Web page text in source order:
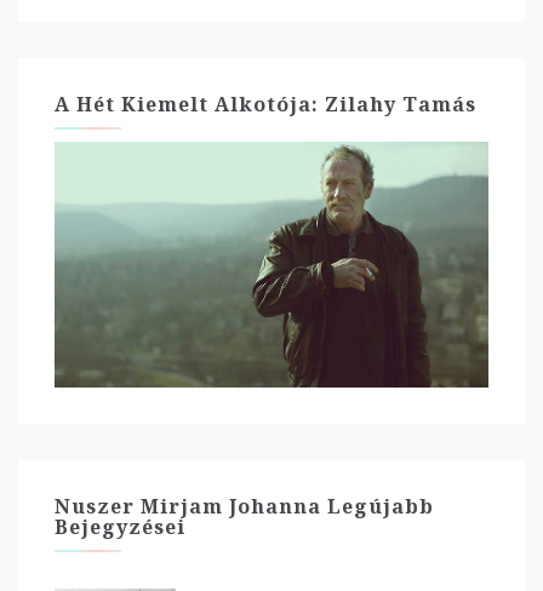
A Hét Kiemelt Alkotója: Zilahy Tamás
Nuszer Mirjam Johanna Legújabb
Bejegyzései